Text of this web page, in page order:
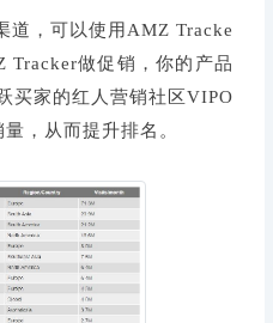
道，可以使用AMZ Tracke
Tracker做促销，你的产品
买家的红人营销社区VIPO
，从而提升排名。